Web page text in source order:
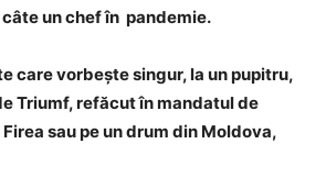
un chef în pandemie.
care vorbește singur, la un pupitru,
Triumf, refăcut în mandatul de
sau pe un drum din Moldova,